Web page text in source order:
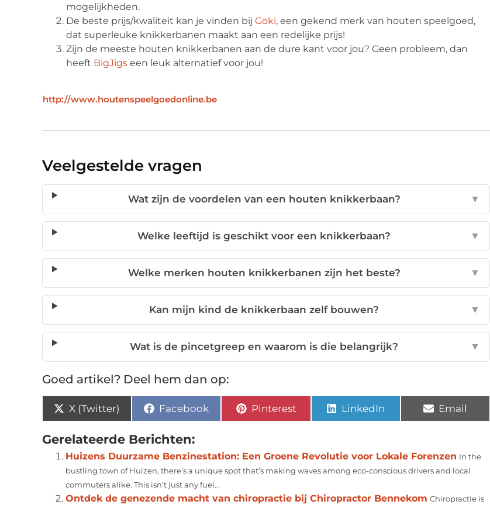
mogelijkheden.
De beste prijs/kwaliteit kan je vinden bij Goki, een gekend merk van houten speelgoed,
dat superleuke knikkerbanen maakt aan een redelijke prijs!
Zijn de meeste houten knikkerbanen aan de dure kant voor jou? Geen probleem, dan
heeft BigJigs een leuk alternatief voor jou!
http://www.houtenspeelgoedonline.be
Veelgestelde vragen
Wat zijn de voordelen van een houten knikkerbaan? ▼
Welke leeftijd is geschikt voor een knikkerbaan? ▼
Welke merken houten knikkerbanen zijn het beste? ▼
Kan mijn kind de knikkerbaan zelf bouwen? ▼
Wat is de pincetgreep en waarom is die belangrijk? ▼
Goed artikel? Deel hem dan op:
X (Twitter) Facebook Pinterest LinkedIn Email
Gerelateerde Berichten:
Huizens Duurzame Benzinestation: Een Groene Revolutie voor Lokale Forenzen In the
bustling town of Huizen, there’s a unique spot that’s making waves among eco-conscious drivers and local
commuters alike. This isn’t just any fuel...
Ontdek de genezende macht van chiropractie bij Chiropractor Bennekom Chiropractie is